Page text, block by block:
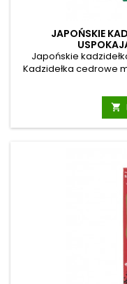
JAPOŃSKIE
Japońskie
Kadzidełka cedrowe
odprężający ciało i
przywrócić stan
komfortu. Mają
przypominający
koncentracji. Morning
